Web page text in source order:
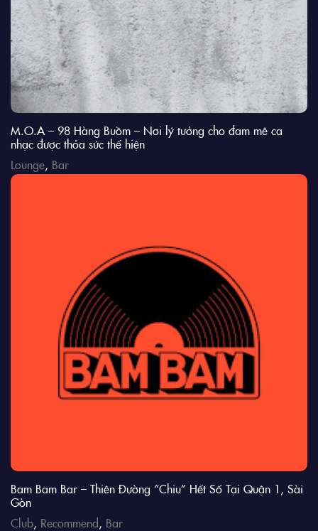
M.O.A – 98 Hàng Buồm – Nơi lý tưởng cho đam mê ca
nhạc được thỏa sức thể hiện
Lounge, Bar
Bam Bam Bar – Thiên Đường “Chiu” Hết Số Tại Quận 1, Sài
Gòn
Club, Recommend, Bar